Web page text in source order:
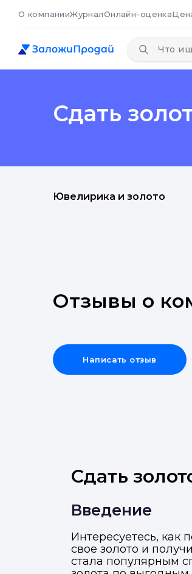
О компанииЖурналОнлайн-оценка
Сдать
Ювелирика и золото
Отзывы о
Написать отзыв
Сдать
Введение
Интересуетесь, как
свое золото и
стала популярным